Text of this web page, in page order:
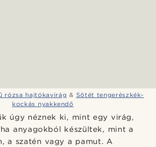
rózsa hajtókavirág & Sötét tengerészkék-
kockás nyakkendő
úgy néznek ki, mint egy virág,
anyagokból készültek, mint a
a szatén vagy a pamut. A